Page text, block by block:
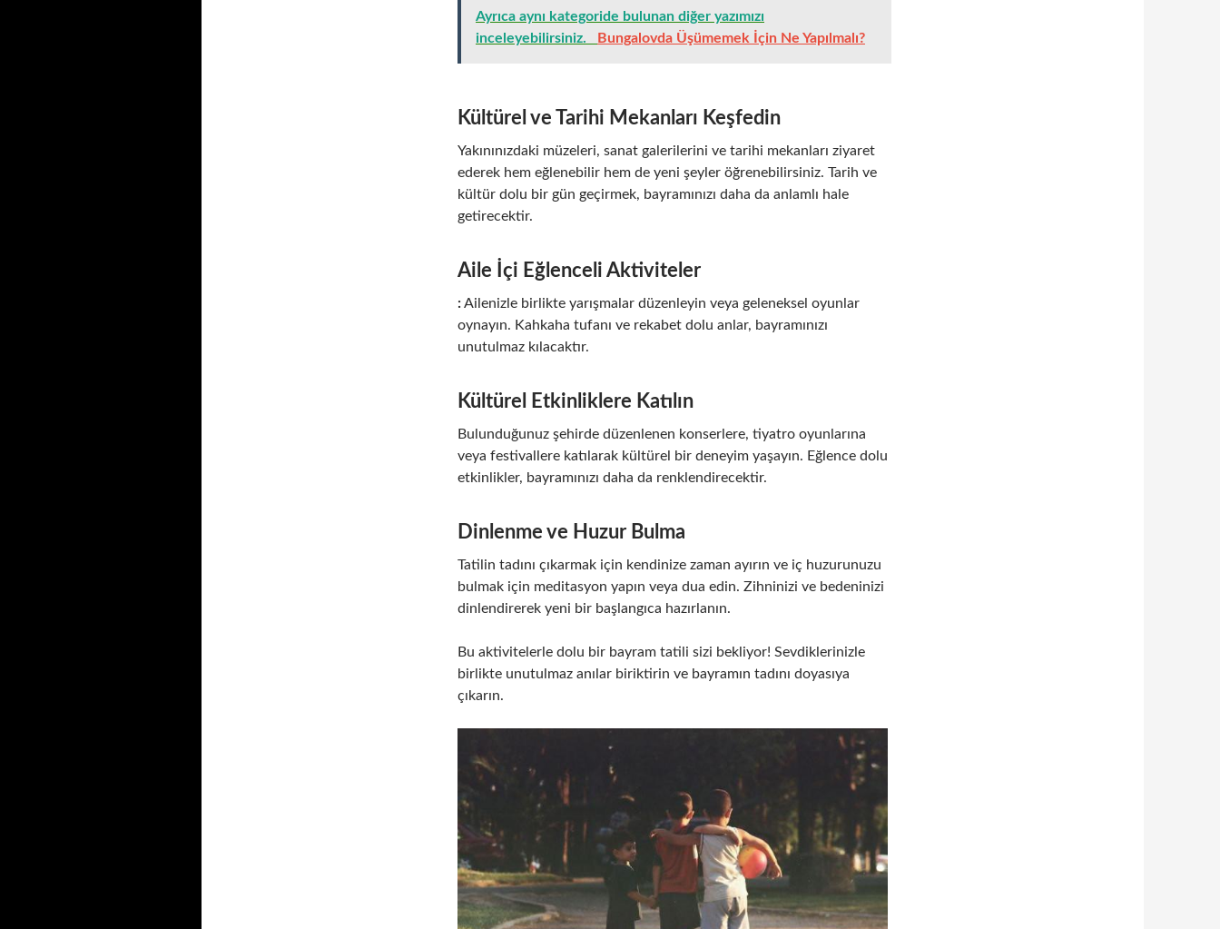
Ayrıca aynı kategoride bulunan diğer yazımızı
inceleyebilirsiniz.
Bungalovda Üşümemek İçin Ne Yapılmalı?
Kültürel ve Tarihi Mekanları Keşfedin
Yakınınızdaki müzeleri, sanat galerilerini ve tarihi mekanları ziyaret
ederek hem eğlenebilir hem de yeni şeyler öğrenebilirsiniz. Tarih ve
kültür dolu bir gün geçirmek, bayramınızı daha da anlamlı hale
getirecektir.
Aile İçi Eğlenceli Aktiviteler
:Ailenizle birlikte yarışmalar düzenleyin veya geleneksel oyunlar
oynayın. Kahkaha tufanı ve rekabet dolu anlar, bayramınızı
unutulmaz kılacaktır.
Kültürel Etkinliklere Katılın
Bulunduğunuz şehirde düzenlenen konserlere, tiyatro oyunlarına
veya festivallere katılarak kültürel bir deneyim yaşayın. Eğlence dolu
etkinlikler, bayramınızı daha da renklendirecektir.
Dinlenme ve Huzur Bulma
Tatilin tadını çıkarmak için kendinize zaman ayırın ve iç huzurunuzu
bulmak için meditasyon yapın veya dua edin. Zihninizi ve bedeninizi
dinlendirerek yeni bir başlangıca hazırlanın.
Bu aktivitelerle dolu bir bayram tatili sizi bekliyor! Sevdiklerinizle
birlikte unutulmaz anılar biriktirin ve bayramın tadını doyasıya
çıkarın.